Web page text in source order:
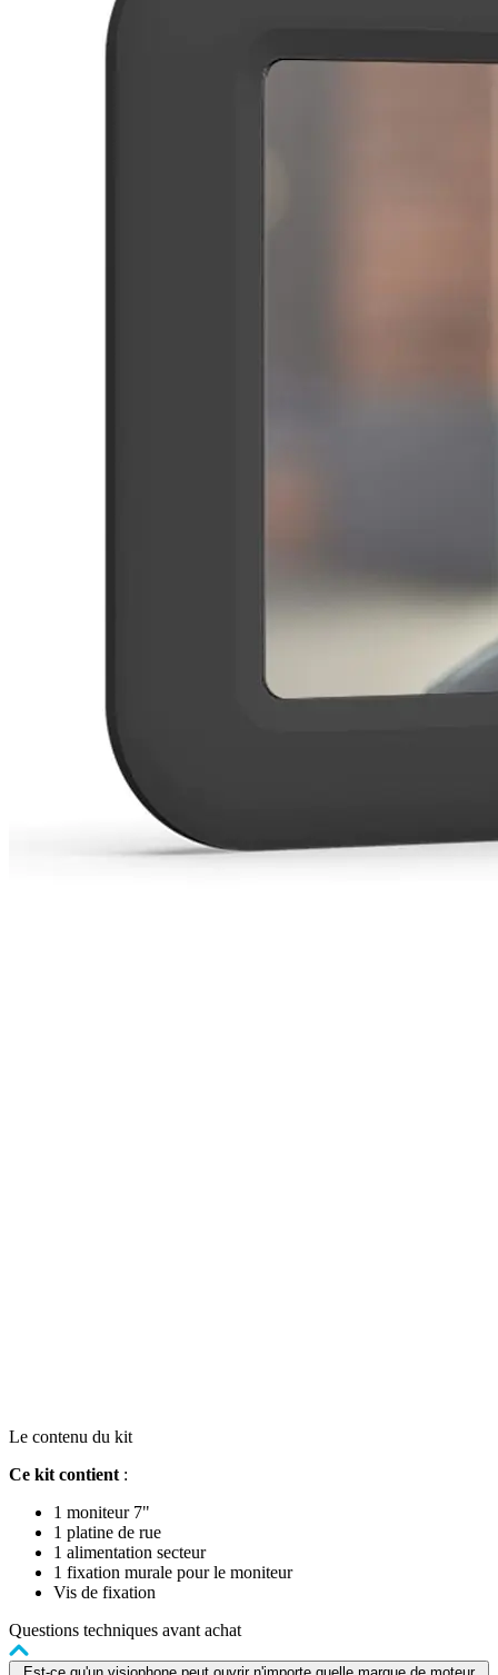
Le contenu du kit
Ce kit contient :
1 moniteur 7"
1 platine de rue
1 alimentation secteur
1 fixation murale pour le moniteur
Vis de fixation
Questions techniques avant achat